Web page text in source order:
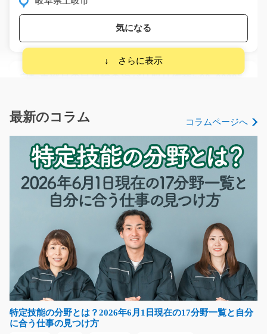
気になる
自転車部品の目視検査やバリ取り作業/y08_00997
カンタン・モクモク軽作業(^_-)-☆綺麗な工場内目視検査
長期（3ヶ月以上）
時給1200円～1500円
山口県下関市
気になる
手のひらのサイズ部品をプレスするお仕事/y08_00
急募
手の平で持てる部品のプレス加工のお仕事！重たいもの
は一切ありません♪作…
長期（3ヶ月以上）
時給1300円～時給1625円
最新のコラム コラムページへ
特定技能の分野とは？2026年6月1日現在の17分野一覧と自分
に合う仕事の見つけ方